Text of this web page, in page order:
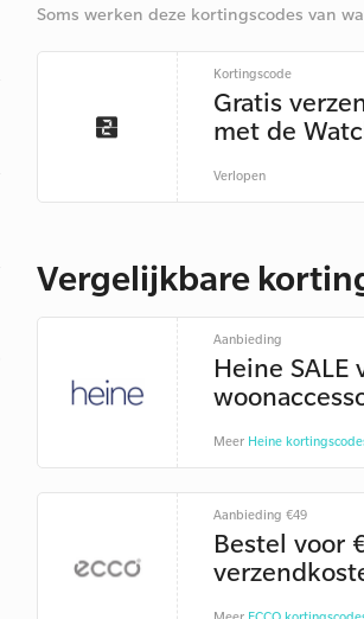
Soms werken deze kortingscodes van
Kortingscode
Gratis
met de
Verlopen
Vergelijkbare
Aanbieding
Heine
Meer Heine
Aanbieding €49
Bestel voor